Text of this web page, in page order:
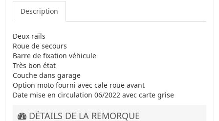
Description
Deux rails
Roue de secours
Barre de fixation véhicule
Très bon état
Couche dans garage
Option moto fourni avec cale roue avant
Date mise en circulation 06/2022 avec carte grise
DÉTAILS DE LA REMORQUE